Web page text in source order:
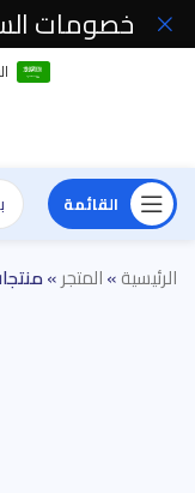
القائمة
الرئيسية»المتجر»
خصومات